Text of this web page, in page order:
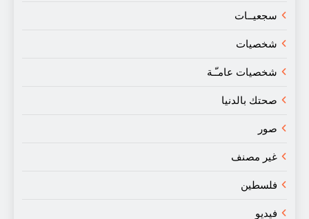
سجعيــات
شخصيات
شخصيات عامـّـة
صحتك بالدنيا
غير مصنف
فلسطين